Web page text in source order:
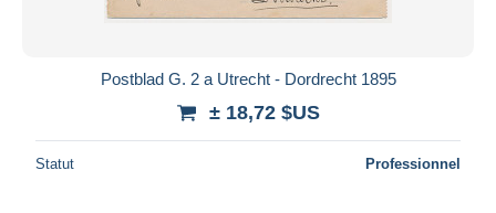
Postblad G. 2 a Utrecht - Dordrecht 1895
± 18,72 $US
Statut Professionnel